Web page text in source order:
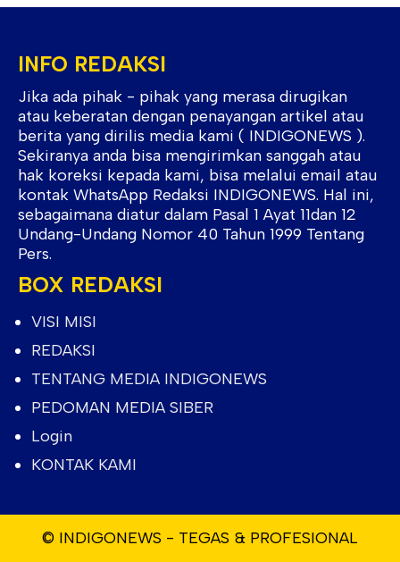
INFO REDAKSI
Jika ada pihak - pihak yang merasa dirugikan
atau keberatan dengan penayangan artikel atau
berita yang dirilis media kami ( INDIGONEWS ).
Sekiranya anda bisa mengirimkan sanggah atau
hak koreksi kepada kami, bisa melalui email atau
kontak WhatsApp Redaksi INDIGONEWS. Hal ini,
sebagaimana diatur dalam Pasal 1 Ayat 11dan 12
Undang-Undang Nomor 40 Tahun 1999 Tentang
Pers.
BOX REDAKSI
VISI MISI
REDAKSI
TENTANG MEDIA INDIGONEWS
PEDOMAN MEDIA SIBER
Login
KONTAK KAMI
© INDIGONEWS - TEGAS & PROFESIONAL